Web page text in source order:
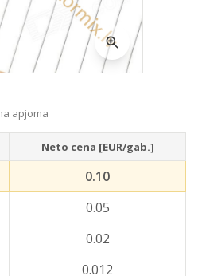
apjoma
Neto cena [EUR/gab.]
0.10
0.05
0.02
0.012